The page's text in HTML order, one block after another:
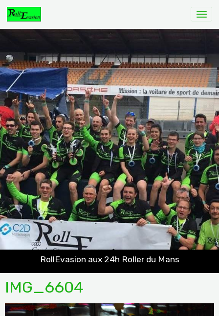
RollEvasion aux 24h Roller du Mans
IMG_6604